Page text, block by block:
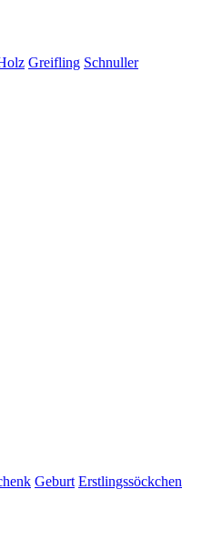
Greifling Schnuller
Geburt Erstlingssöckchen